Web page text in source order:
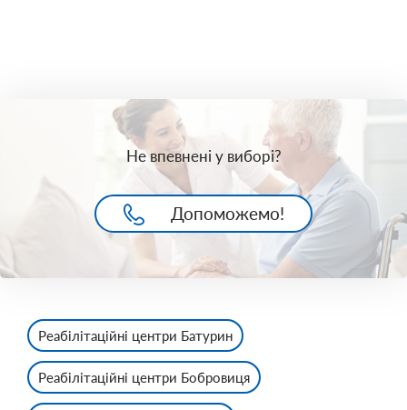
Не впевнені у виборі?
Допоможемо!
Реабілітаційні центри Батурин
Реабілітаційні центри Бобровиця